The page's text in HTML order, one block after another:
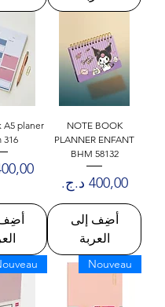
NOTE BOOK
PLANNER ENFANT
BHM 58132
السعر‏400,00 د.ج.‏
أضِف إلى
العربة
A5 planer
316
‏400,00 د.ج.‏
Nouveau